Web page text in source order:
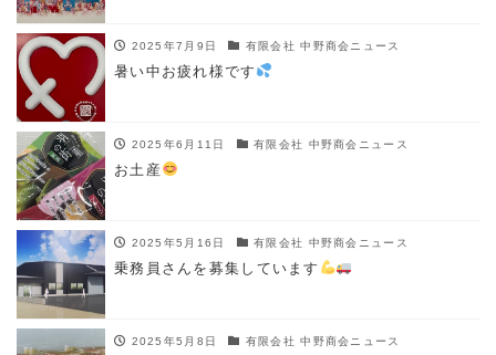
2025年7月9日 有限会社 中野商会ニュース
暑い中お疲れ様です
2025年6月11日 有限会社 中野商会ニュース
お土産
2025年5月16日 有限会社 中野商会ニュース
乗務員さんを募集しています
2025年5月8日 有限会社 中野商会ニュース